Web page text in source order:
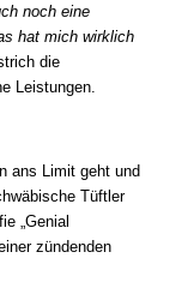
noch eine
hat mich wirklich
die
Leistungen.
ans Limit geht und
Tüftler
„Genial
zündenden